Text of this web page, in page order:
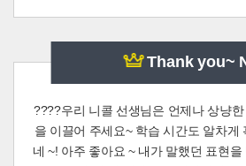
Thank you~
????우리 니콜 선생님은 언제나 상냥
을 이끌어 주세요~ 학습 시간도 알차게
네 ~! 아주 좋아요 ~ 내가 말했던 표현